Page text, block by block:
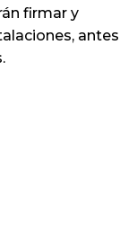
firmar y
antes